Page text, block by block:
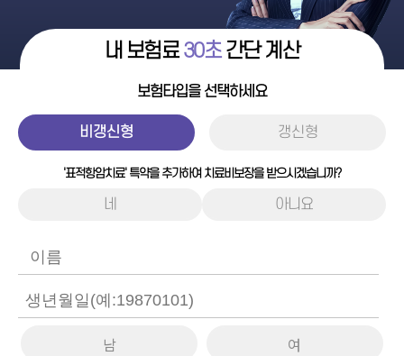
내 보험료30초간단 계산
보험타입을 선택하세요
비갱신형 갱신형
'표적항암치료' 특약을 추가하여 치료비보장을 받으시겠습니까?
네 아니요
남 여